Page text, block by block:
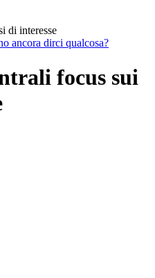
di interesse
ancora dirci qualcosa?
focus sui